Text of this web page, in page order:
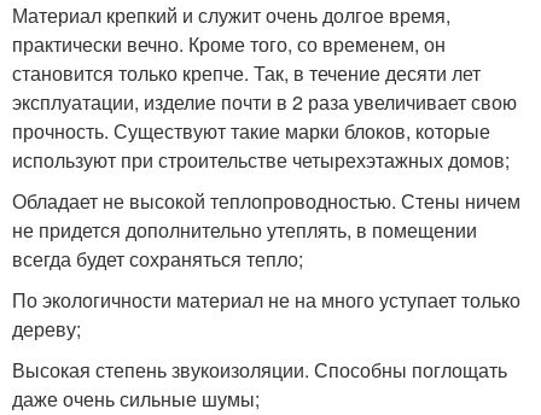
Материал крепкий и служит очень долгое время,
практически вечно. Кроме того, со временем, он
становится только крепче. Так, в течение десяти лет
эксплуатации, изделие почти в 2 раза увеличивает свою
прочность. Существуют такие марки блоков, которые
используют при строительстве четырехэтажных домов;
Обладает не высокой теплопроводностью. Стены ничем
не придется дополнительно утеплять, в помещении
всегда будет сохраняться тепло;
По экологичности материал не на много уступает только
дереву;
Высокая степень звукоизоляции. Способны поглощать
даже очень сильные шумы;